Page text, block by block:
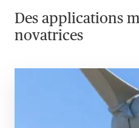
Des applications
novatrices